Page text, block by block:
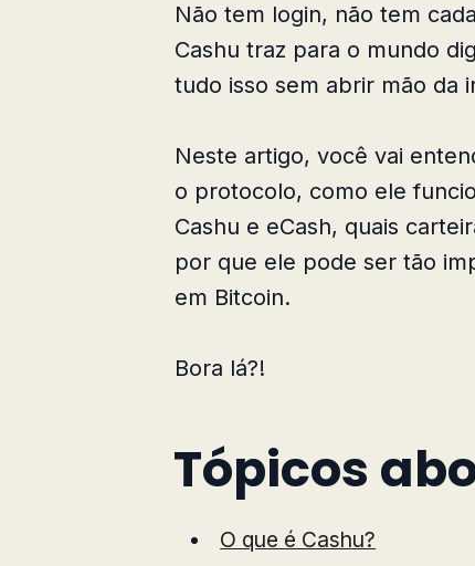
Não tem login, não tem
Cashu traz para o mundo
tudo isso sem abrir mão da
Neste artigo, você vai
o protocolo, como ele
Cashu e eCash, quais
por que ele pode ser tão
em Bitcoin.
Bora lá?!
Tópicos
O que é Cashu?